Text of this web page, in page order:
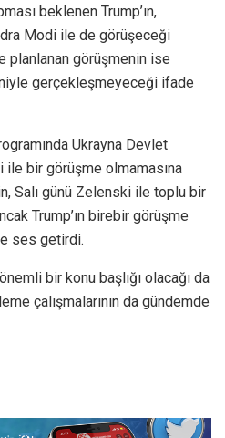
beklenen Trump’ın,
Modi ile de görüşeceği
planlanan görüşmenin ise
gerçekleşmeyeceği ifade
Ukrayna Devlet
ile bir görüşme olmamasına
Salı günü Zelenski ile toplu bir
Trump’ın birebir görüşme
ses getirdi.
bir konu başlığı olacağı da
çalışmalarının da gündemde